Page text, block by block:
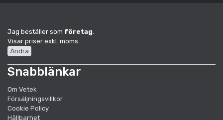
Jag beställer som företag
Visar priser exkl. moms.
Ändra
Snabblänkar
Om Vetek
Försäljningsvillkor
Cookie Policy
Hållbarhet